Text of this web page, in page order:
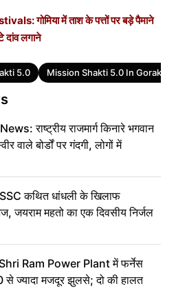
गोमिया में ताश के पत्तों पर बड़े पैमाने
दांव लगाने
5.0 Mission Shakti 5.0 In
राष्ट्रीय राजमार्ग किनारे भगवान
वाले बोर्डों पर गंदगी, लोगों में
कथित धांधली के खिलाफ
जयराम महतो का एक दिवसीय निर्जल
Ram Power Plant में फर्नेस
से ज्यादा मजदूर झुलसे; दो की हालत